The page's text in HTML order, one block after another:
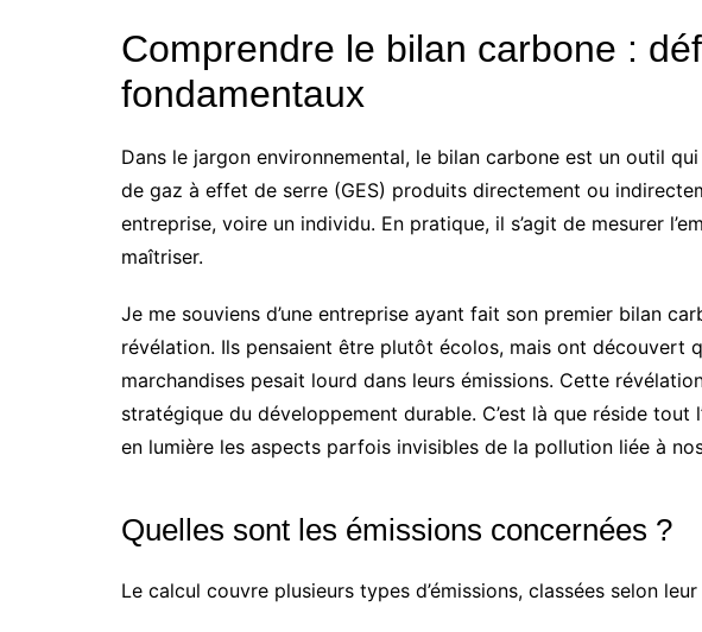
Comprendre le bilan carbone :
fondamentaux
Dans le jargon environnemental, le bilan carbone est un outil
de gaz à effet de serre (GES) produits directement ou
entreprise, voire un individu. En pratique, il s’agit de mesurer
maîtriser.
Je me souviens d’une entreprise ayant fait son premier bilan
révélation. Ils pensaient être plutôt écolos, mais ont découvert
marchandises pesait lourd dans leurs émissions. Cette
stratégique du développement durable. C’est là que réside tout
en lumière les aspects parfois invisibles de la pollution liée à
Quelles sont les émissions concernées ?
Le calcul couvre plusieurs types d’émissions, classées selon